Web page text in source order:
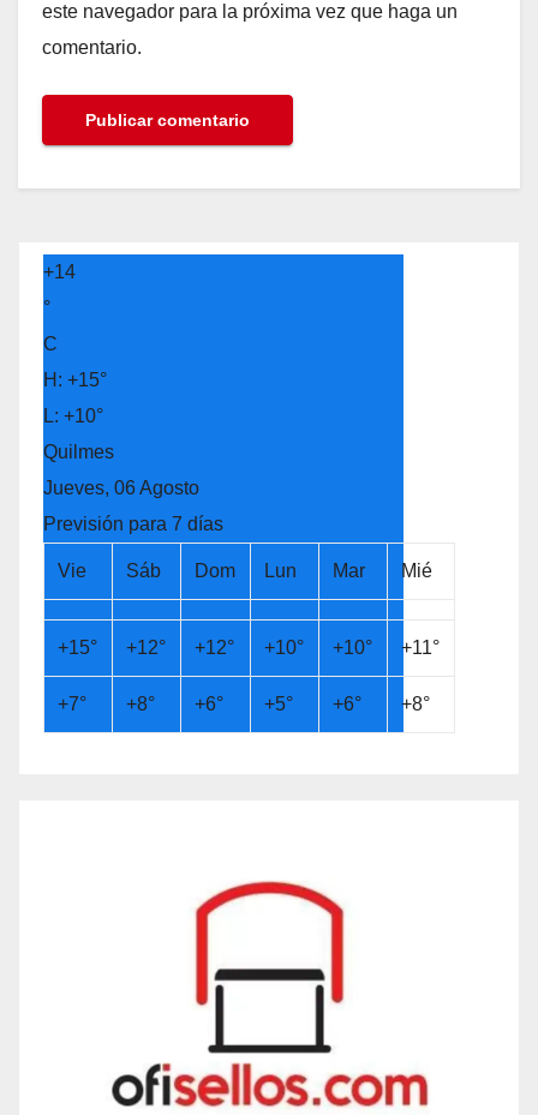
este navegador para la próxima vez que haga un
comentario.
+14
°
C
H: +15°
L: +10°
Quilmes
Jueves, 06 Agosto
Previsión para 7 días
Vie Sáb Dom Lun Mar Mié
+15° +12° +12° +10° +10° +11°
+7° +8° +6° +5° +6° +8°